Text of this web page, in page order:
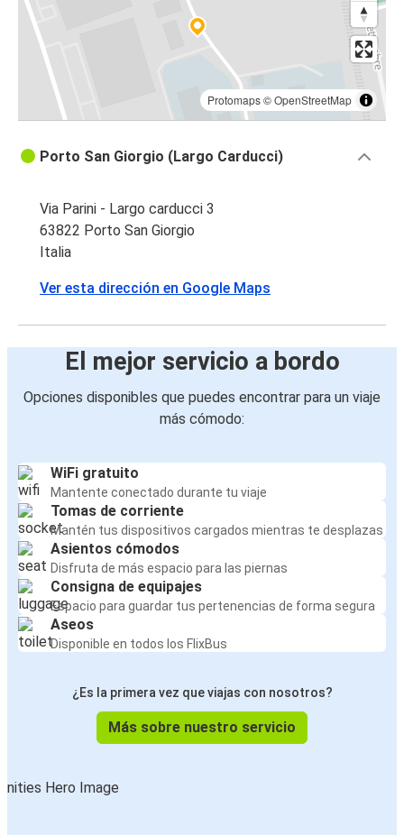
Protomaps©OpenStreetMap
Porto San Giorgio (Largo Carducci)
Via Parini - Largo carducci 3
63822 Porto San Giorgio
Italia
Ver esta dirección en Google Maps
El mejor servicio a bordo
Opciones disponibles que puedes encontrar para un viaje
más cómodo:
WiFi gratuito
Mantente conectado durante tu viaje
Tomas de corriente
Mantén tus dispositivos cargados mientras te desplazas
Asientos cómodos
Disfruta de más espacio para las piernas
Consigna de equipajes
Espacio para guardar tus pertenencias de forma segura
Aseos
Disponible en todos los FlixBus
¿Es la primera vez que viajas con nosotros?
Más sobre nuestro servicio